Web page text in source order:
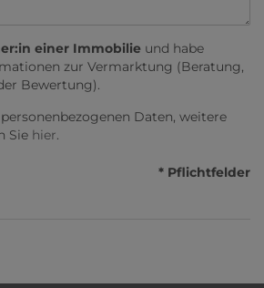
einer Immobilie und habe
zur Vermarktung (Beratung,
Bewertung).
Daten, weitere
Sie hier.
* Pflichtfelder